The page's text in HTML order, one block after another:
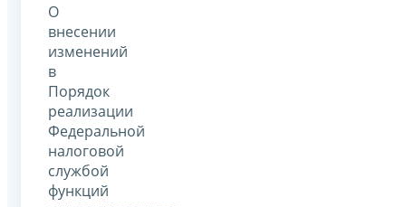
О
внесении
изменений
в
Порядок
реализации
Федеральной
налоговой
службой
функций